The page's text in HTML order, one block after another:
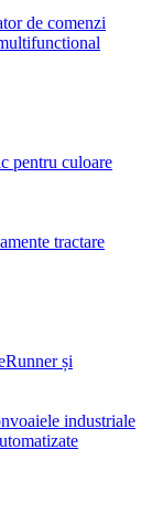
de comenzi
pentru culoare
tractare
și
industriale